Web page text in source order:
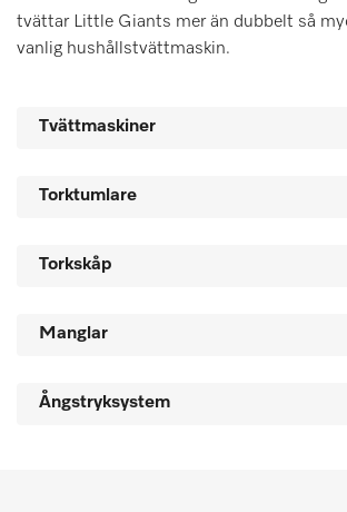
tvättar Little Giants mer än dubbelt så
vanlig hushållstvättmaskin.
Tvättmaskiner
Torktumlare
Torkskåp
Manglar
Ångstryksystem